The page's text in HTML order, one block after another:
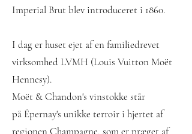
Imperial Brut blev introduceret i 1860.
I dag er huset ejet af en familiedrevet
virksomhed LVMH (Louis Vuitton Moët
Hennesy).
Moët & Chandon's vinstokke står
på Épernay's unikke terroir i hjertet af
regionen Champagne, som er præget af